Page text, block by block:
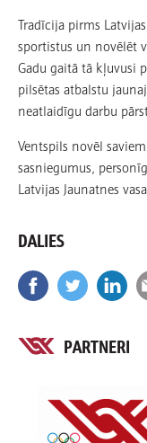
Tradīcija pirms
sportistus un novēlēt
Gadu gaitā tā kļuvusi
pilsētas atbalstu
neatlaidīgu darbu
Ventspils novēl
sasniegumus,
Latvijas Jaunatnes
DALIES
PARTNERI